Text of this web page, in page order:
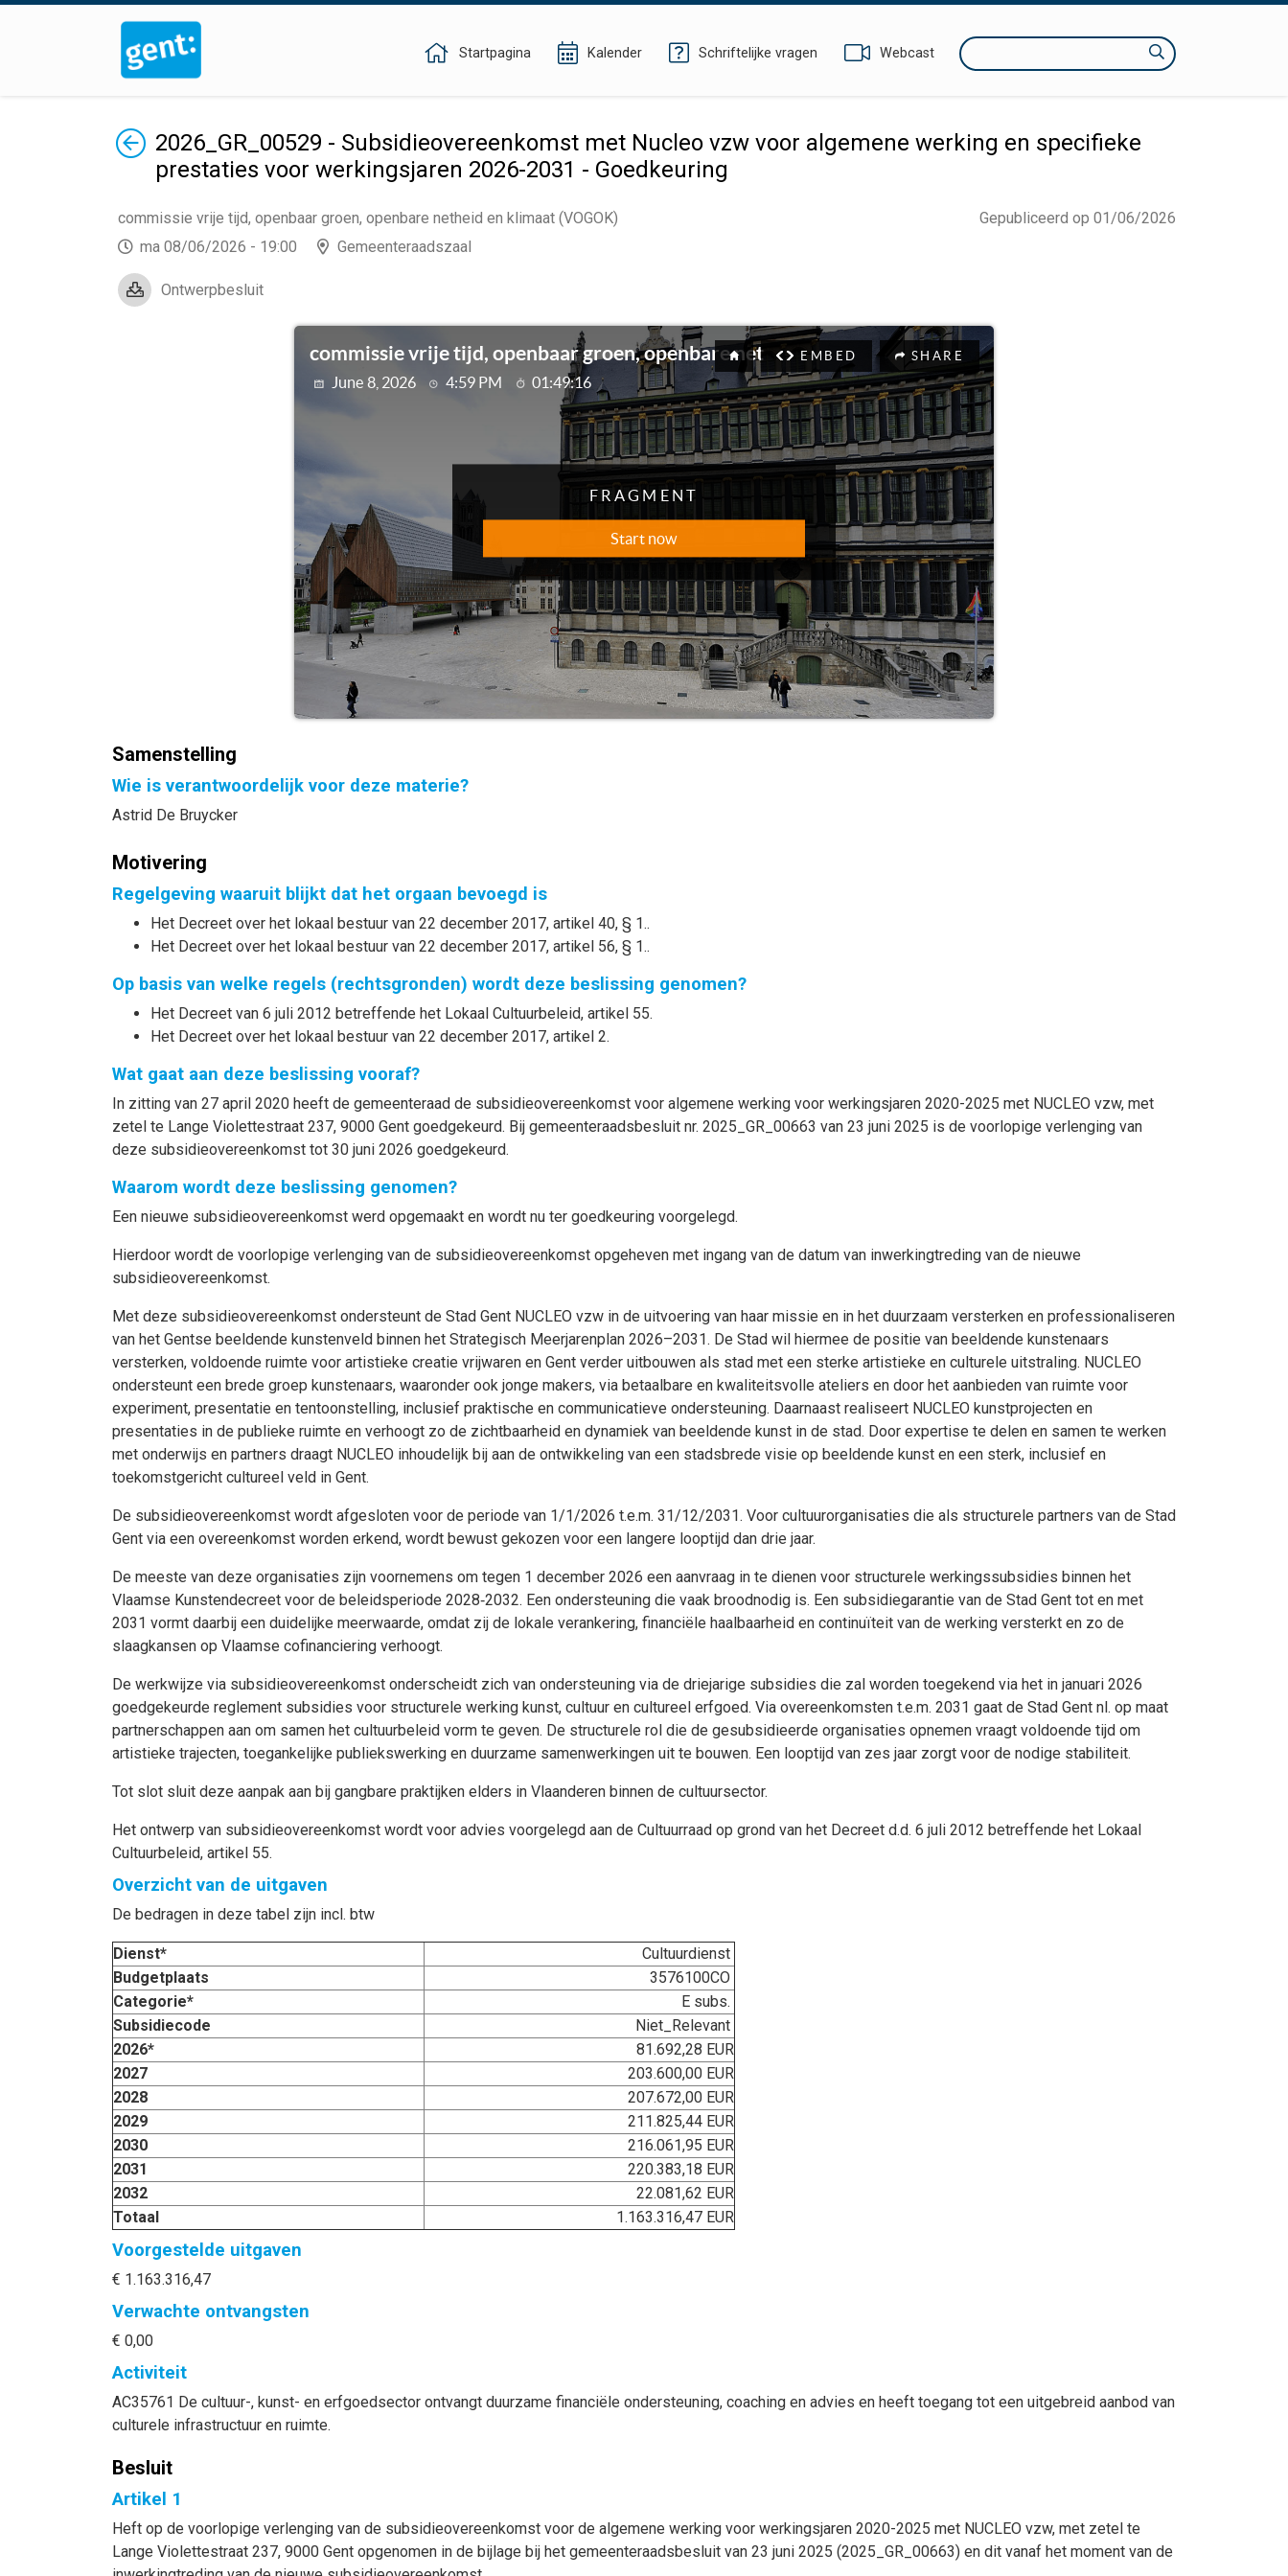
Startpagina Kalender Schriftelijke vragen Webcast Zoeken
Terug2026_GR_00529 - Subsidieovereenkomst met Nucleo vzw voor algemene werking en specifieke
prestaties voor werkingsjaren 2026-2031 - Goedkeuring
Gepubliceerd op 01/06/2026
commissie vrije tijd, openbaar groen, openbare netheid en klimaat (VOGOK)
ma 08/06/2026 - 19:00
Gemeenteraadszaal
Ontwerpbesluit
Samenstelling
Wie is verantwoordelijk voor deze materie?
Astrid De Bruycker
Motivering
Regelgeving waaruit blijkt dat het orgaan bevoegd is
Het Decreet over het lokaal bestuur van 22 december 2017, artikel 40, § 1..
Het Decreet over het lokaal bestuur van 22 december 2017, artikel 56, § 1..
Op basis van welke regels (rechtsgronden) wordt deze beslissing genomen?
Het Decreet van 6 juli 2012 betreffende het Lokaal Cultuurbeleid, artikel 55.
Het Decreet over het lokaal bestuur van 22 december 2017, artikel 2.
Wat gaat aan deze beslissing vooraf?
In zitting van 27 april 2020 heeft de gemeenteraad de subsidieovereenkomst voor algemene werking voor werkingsjaren 2020-2025 met NUCLEO vzw, met
zetel te Lange Violettestraat 237, 9000 Gent goedgekeurd. Bij gemeenteraadsbesluit nr. 2025_GR_00663 van 23 juni 2025 is de voorlopige verlenging van
deze subsidieovereenkomst tot 30 juni 2026 goedgekeurd.
Waarom wordt deze beslissing genomen?
Een nieuwe subsidieovereenkomst werd opgemaakt en wordt nu ter goedkeuring voorgelegd.
Hierdoor wordt de voorlopige verlenging van de subsidieovereenkomst opgeheven met ingang van de datum van inwerkingtreding van de nieuwe
subsidieovereenkomst.
Met deze subsidieovereenkomst ondersteunt de Stad Gent NUCLEO vzw in de uitvoering van haar missie en in het duurzaam versterken en professionaliseren
van het Gentse beeldende kunstenveld binnen het Strategisch Meerjarenplan 2026–2031. De Stad wil hiermee de positie van beeldende kunstenaars
versterken, voldoende ruimte voor artistieke creatie vrijwaren en Gent verder uitbouwen als stad met een sterke artistieke en culturele uitstraling. NUCLEO
ondersteunt een brede groep kunstenaars, waaronder ook jonge makers, via betaalbare en kwaliteitsvolle ateliers en door het aanbieden van ruimte voor
experiment, presentatie en tentoonstelling, inclusief praktische en communicatieve ondersteuning. Daarnaast realiseert NUCLEO kunstprojecten en
presentaties in de publieke ruimte en verhoogt zo de zichtbaarheid en dynamiek van beeldende kunst in de stad. Door expertise te delen en samen te werken
met onderwijs en partners draagt NUCLEO inhoudelijk bij aan de ontwikkeling van een stadsbrede visie op beeldende kunst en een sterk, inclusief en
toekomstgericht cultureel veld in Gent.
De subsidieovereenkomst wordt afgesloten voor de periode van 1/1/2026 t.e.m. 31/12/2031. Voor cultuurorganisaties die als structurele partners van de Stad
Gent via een overeenkomst worden erkend, wordt bewust gekozen voor een langere looptijd dan drie jaar.
De meeste van deze organisaties zijn voornemens om tegen 1 december 2026 een aanvraag in te dienen voor structurele werkingssubsidies binnen het
Vlaamse Kunstendecreet voor de beleidsperiode 2028‑2032. Een ondersteuning die vaak broodnodig is. Een subsidiegarantie van de Stad Gent tot en met
2031 vormt daarbij een duidelijke meerwaarde, omdat zij de lokale verankering, financiële haalbaarheid en continuïteit van de werking versterkt en zo de
slaagkansen op Vlaamse cofinanciering verhoogt.
De werkwijze via subsidieovereenkomst onderscheidt zich van ondersteuning via de driejarige subsidies die zal worden toegekend via het in januari 2026
goedgekeurde reglement subsidies voor structurele werking kunst, cultuur en cultureel erfgoed. Via overeenkomsten t.e.m. 2031 gaat de Stad Gent nl. op maat
partnerschappen aan om samen het cultuurbeleid vorm te geven. De structurele rol die de gesubsidieerde organisaties opnemen vraagt voldoende tijd om
artistieke trajecten, toegankelijke publiekswerking en duurzame samenwerkingen uit te bouwen. Een looptijd van zes jaar zorgt voor de nodige stabiliteit.
Tot slot sluit deze aanpak aan bij gangbare praktijken elders in Vlaanderen binnen de cultuursector.
Het ontwerp van subsidieovereenkomst wordt voor advies voorgelegd aan de Cultuurraad op grond van het Decreet d.d. 6 juli 2012 betreffende het Lokaal
Cultuurbeleid, artikel 55.
Overzicht van de uitgaven
De bedragen in deze tabel zijn incl. btw
Dienst*
Cultuurdienst
Budgetplaats
3576100CO
Categorie*
E subs.
Subsidiecode
Niet_Relevant
2026*
81.692,28 EUR
2027
203.600,00 EUR
2028
207.672,00 EUR
2029
211.825,44 EUR
2030
216.061,95 EUR
2031
220.383,18 EUR
2032
22.081,62 EUR
Totaal
1.163.316,47 EUR
Voorgestelde uitgaven
€ 1.163.316,47
Verwachte ontvangsten
€ 0,00
Activiteit
AC35761 De cultuur-, kunst- en erfgoedsector ontvangt duurzame financiële ondersteuning, coaching en advies en heeft toegang tot een uitgebreid aanbod van
culturele infrastructuur en ruimte.
Besluit
Artikel 1
Heft op de voorlopige verlenging van de subsidieovereenkomst voor de algemene werking voor werkingsjaren 2020-2025 met NUCLEO vzw, met zetel te
Lange Violettestraat 237, 9000 Gent opgenomen in de bijlage bij het gemeenteraadsbesluit van 23 juni 2025 (2025_GR_00663) en dit vanaf het moment van de